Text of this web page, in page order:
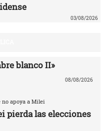
03/08/2026
blanco II»
08/08/2026
apoya a Milei
pierda las elecciones